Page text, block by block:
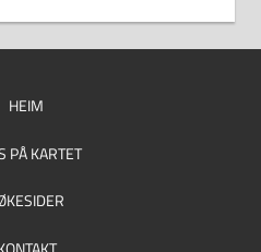
HEIM
PÅ KARTET